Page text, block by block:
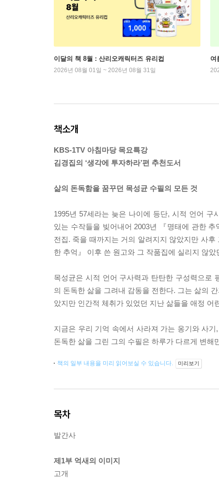
이달의 책 8월 : 산리오캐릭터즈 유리컵
2026년 08월 01일 ~ 2026년 08월 31일
여
책소개
KBS-1TV 아침마당 목요특강
김경집의 ‘생각에 투자하라’편 추천도서
삶의 돈독함을 꿈꾸던 목성균 수필의 모든 것
1995년 57세라는 늦은 나이에 등단, 시적 언어
있는 수작들을 빚어내어 2003년 『명태에 관한
전집. 죽을 때까지는 거의 알려지지 않았지만 사
한 추억』 이후 쓴 원고와 그 작품집에 실리지 않
목성균은 시적 언어 구사력과 탄탄한 구성력으로
의 돈독한 삶을 그려내 감동을 전한다. 그는 삶의
았지만 인간적 체취가 있었던 지난 삶들을 애정 어
지금은 우리 기억 속에서 사라져 가는 옹기와 사
돈독한 삶을 그린 그의 수필은 하루가 다르게 변해
책의 일부 내용을 미리 읽어보실 수 있습니다. 미리보기
목차
발간사
제1부 억새의 이미지
고개